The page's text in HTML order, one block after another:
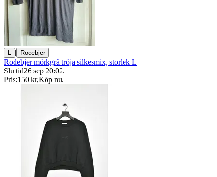
L | Rodebjer
Rodebjer mörkgrå tröja silkesmix, storlek L
Sluttid26 sep 20:02.
Pris:150 kr,Köp nu.